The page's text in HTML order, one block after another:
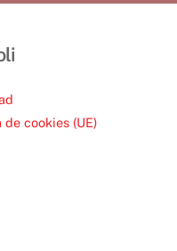
de cookies (UE)